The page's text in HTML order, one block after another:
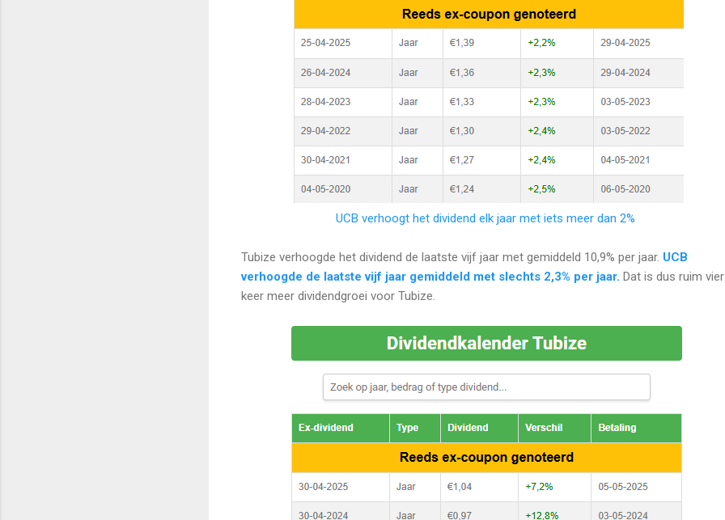
UCB verhoogt het dividend elk jaar met iets meer dan 2%
Tubize verhoogde het dividend de laatste vijf jaar met gemiddeld 10,9% per jaar. UCB
verhoogde de laatste vijf jaar gemiddeld met slechts 2,3% per jaar. Dat is dus ruim vier
keer meer dividendgroei voor Tubize.